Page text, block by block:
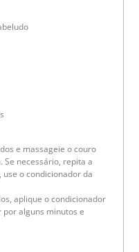
e massageie o couro
Se necessário, repita a
o condicionador da
aplique o condicionador
alguns minutos e